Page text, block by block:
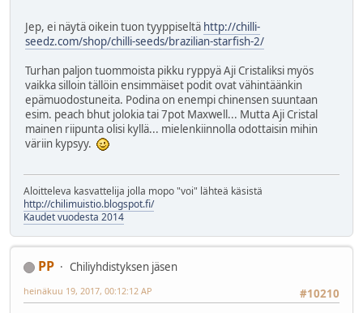
Jep, ei näytä oikein tuon tyyppiseltä http://chilli-
seedz.com/shop/chilli-seeds/brazilian-starfish-2/
Turhan paljon tuommoista pikku ryppyä Aji Cristaliksi myös
vaikka silloin tällöin ensimmäiset podit ovat vähintäänkin
epämuodostuneita. Podina on enempi chinensen suuntaan
esim. peach bhut jolokia tai 7pot Maxwell... Mutta Aji Cristal
mainen riipunta olisi kyllä... mielenkiinnolla odottaisin mihin
väriin kypsyy.
Aloitteleva kasvattelija jolla mopo "voi" lähteä käsistä
http://chilimuistio.blogspot.fi/
Kaudet vuodesta 2014
PP
Chiliyhdistyksen jäsen
#10210
heinäkuu 19, 2017, 00:12:12 AP